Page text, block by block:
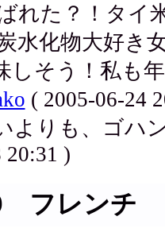
れた？！タイ
水化物大好き
しそう！私も
( 2005-06-24
よりも、ゴハ
20:31 )
フレンチ